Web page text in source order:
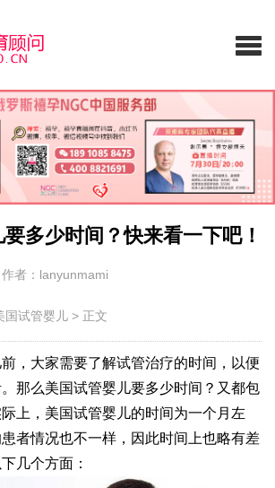
多少时间？快来看一下吧！
作者：lanyunmami
国试管婴儿 > 正文
，大家需要了解试管治疗的时间，以便
那么美国试管婴儿要多少时间？又都包
上，美国试管婴儿的时间为一个月左
者情况也不一样，因此时间上也略有差
几个方面：